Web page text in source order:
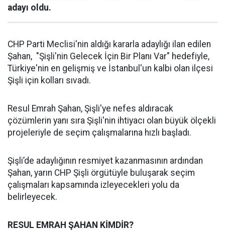
adayı oldu.
CHP Parti Meclisi'nin aldığı kararla adaylığı ilan edilen
Şahan, "Şişli'nin Gelecek İçin Bir Planı Var" hedefiyle,
Türkiye'nin en gelişmiş ve İstanbul'un kalbi olan ilçesi
Şişli için kolları sıvadı.
Resul Emrah Şahan, Şişli'ye nefes aldıracak
çözümlerin yanı sıra Şişli'nin ihtiyacı olan büyük ölçekli
projeleriyle de seçim çalışmalarına hızlı başladı.
Şişli’de adaylığının resmiyet kazanmasının ardından
Şahan, yarın CHP Şişli örgütüyle buluşarak seçim
çalışmaları kapsamında izleyecekleri yolu da
belirleyecek.
RESUL EMRAH ŞAHAN KİMDİR?